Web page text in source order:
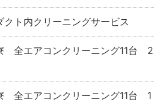
ト内クリーニングサービス
全エアコンクリーニング11台 2
全エアコンクリーニング11台 1